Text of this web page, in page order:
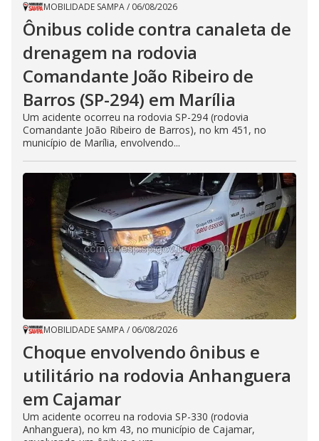
MOBILIDADE SAMPA/ 06/08/2026
Ônibus colide contra canaleta de
drenagem na rodovia
Comandante João Ribeiro de
Barros (SP-294) em Marília
Um acidente ocorreu na rodovia SP-294 (rodovia
Comandante João Ribeiro de Barros), no km 451, no
município de Marília, envolvendo...
MOBILIDADE SAMPA/ 06/08/2026
Choque envolvendo ônibus e
utilitário na rodovia Anhanguera
em Cajamar
Um acidente ocorreu na rodovia SP-330 (rodovia
Anhanguera), no km 43, no município de Cajamar,